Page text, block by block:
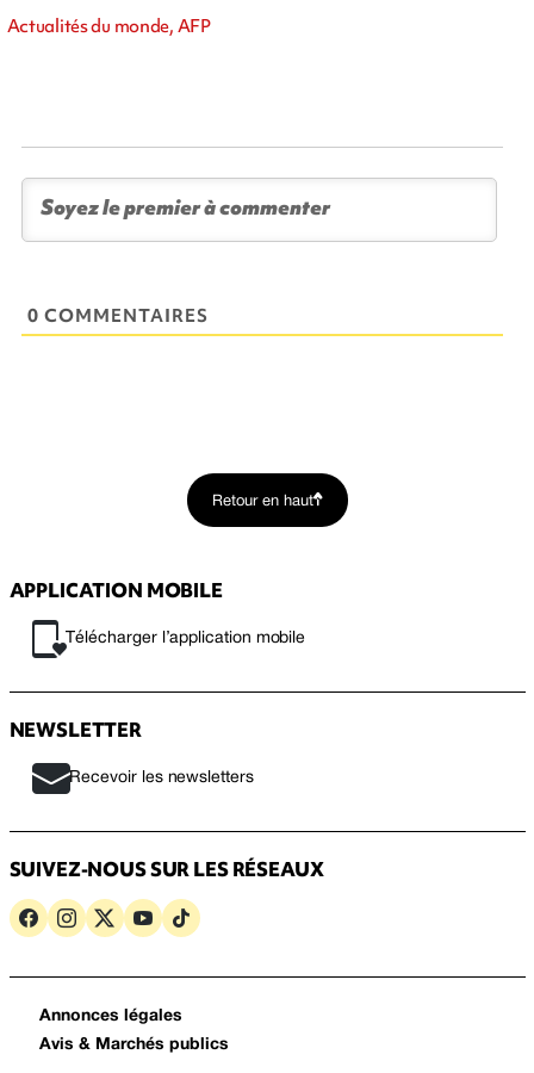
Actualités du monde, AFP
0 COMMENTAIRES
Retour en haut
APPLICATION MOBILE
Télécharger l’application mobile
NEWSLETTER
Recevoir les newsletters
SUIVEZ-NOUS SUR LES RÉSEAUX
Annonces légales
Avis & Marchés publics